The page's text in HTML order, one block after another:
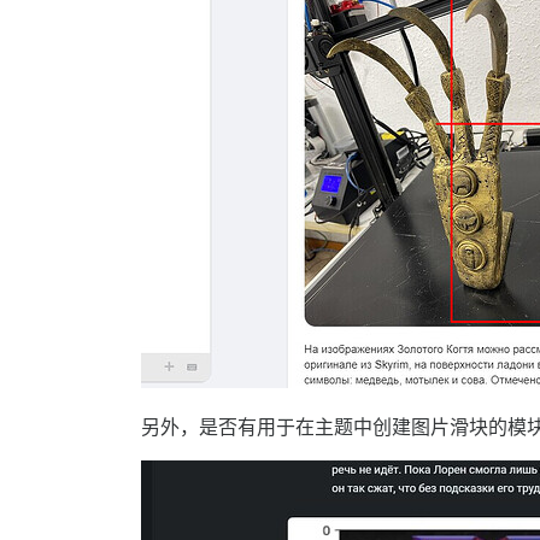
另外，是否有用于在主题中创建图片滑块的模